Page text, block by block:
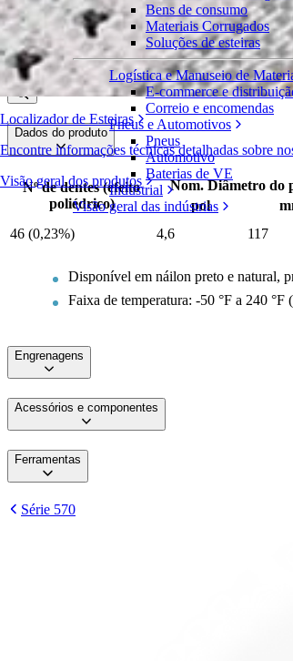
Localizador de Esteiras
Encontre informações técnicas detalhadas sobre
Visão geral dos produtos
Bens de consumo
Materiais Corrugados
Soluções de esteiras
Logística e Manuseio de
E-commerce e
Correio e encomendas
Pneus e Automotivos
Pneus
Automotivo
Baterias de VE
Industrial
Visão geral das indústrias
Engrenagem bipartida em
Série 570
Compartilhar Solicite um orçamento
Dados do produto
Nº de dentes (efeito
poliédrico)
Nom. Diâmetro do
pol
46 (0,23%)
4,6 117
Disponível em náilon preto e natural,
Faixa de temperatura: -50 °F a 240 °F
Engrenagens
Acessórios e componentes
Ferramentas
Série 570